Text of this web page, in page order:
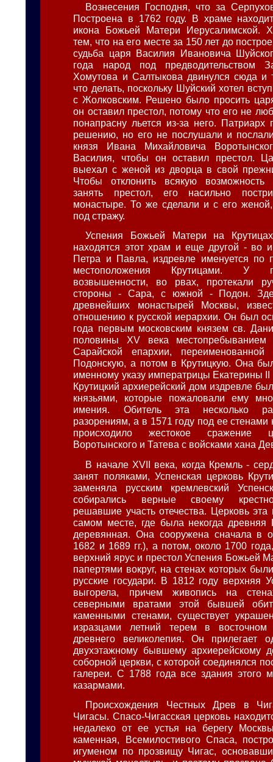
Вознесения Господня, что за
Построена в 1762 году. В храме
икона Божьей Матери Иерусалимской.
тем, что на его месте за 150 лет до
судьба царя Василия Ивановича
года народ под предводительством
Хомутова и Салтыкова двинулся сюда и
что делать, поскольку Шуйский хотел
с Жолковским. Решено было просить
он оставил престол, потому что его не
понапрасну льется из-за него. Патриарх
решению, но его не послушали и послали
князя Ивана Михайловича
Василия, чтобы он оставил престол.
выехал с женой из дворца в свой
Чтобы отклонить всякую
занять престол, его насильно
монастыре. То же сделали и с его
под стражу.
Успения Божьей Матери на
находятся этот храм и еще другой - во
Петра и Павла, издревле именуется по
местоположения Крутицами. У
возвышенности, во рвах, протекали
стороны - Сара, с южной - Подон.
древнейших монастырей Москвы,
отношению к русской иерархии. Он был
года первым московским князем св.
половины XV века местопребыванием
Сарайской епархии,
Подонскую, а потом в Крутицкую. Она
именному указу императрицы Екатерины
Крутицкий архиерейский дом издревле
князьями, которые пожаловали ему
имения. Обитель эта несколько
разорениям, а в 1571 году под ее стенами
происходило жестокое сражение
Воротынского и Татева с войсками хана
В начале XVII века, когда Кремль -
занят поляками, Успенская церковь
заменяла русским кремлевский
собирались верные своему
решавшие участь отечества. Церковь эта
самом месте, где была некогда древняя
деревянная. Она сооружена сначала в
1682 и 1689 гг.), а потом, около 1700
верхний ярус и престол Успения Божьей
папертями вокруг, на стенах которых
русские государи. В 1812 году верхняя
выгорела, причем живопись на
северными вратами этой бывшей
каменными стенами, существует
изразцами летний терем в восточном
древнего великолепия. Он прилегает
двухэтажному бывшему архиерейскому
соборной церкви, с которой соединялся
галереи. С 1788 года все здания этого
казармами.
Происхождения Честных Древ в
Чигасы. Спасо-Чигасская церковь
недалеко от ее устья на берегу
каменная, Всемилостивого Спаса,
игуменом по прозвищу Чигас,